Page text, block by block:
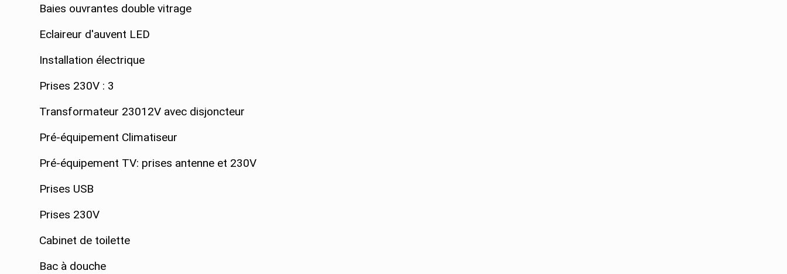
Baies ouvrantes double vitrage
Eclaireur d'auvent LED
Installation électrique
Prises 230V : 3
Transformateur 23012V avec disjoncteur
Pré-équipement Climatiseur
Pré-équipement TV: prises antenne et 230V
Prises USB
Prises 230V
Cabinet de toilette
Bac à douche